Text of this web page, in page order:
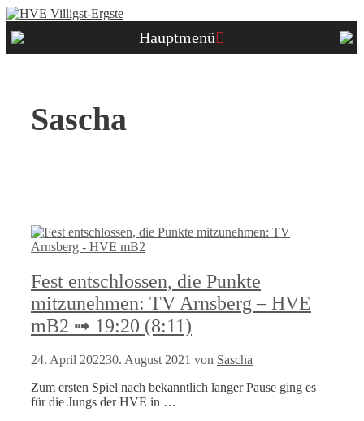
Zum
springen
Hauptmenü
Sascha
Fest entschlossen, die Punkte
mitzunehmen: TV Arnsberg – HVE
mB2 ➟ 19:20 (8:11)
24. April 202230. August 2021 von Sascha
Zum ersten Spiel nach bekanntlich langer Pause ging es
für die Jungs der HVE in …